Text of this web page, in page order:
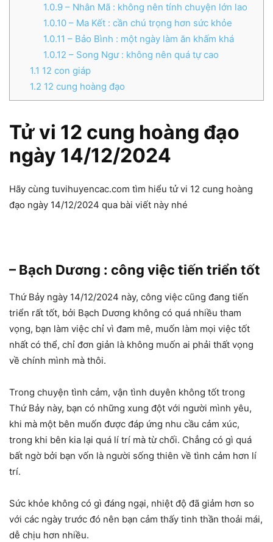
1.0.9 – Nhân Mã : không nên tính chuyện lớn lao
1.0.10 – Ma Kết : cần chú trọng hơn sức khỏe
1.0.11 – Bảo Bình : một ngày làm ăn khấm khá
1.0.12 – Song Ngư : không nên quá tự cao
1.1 12 con giáp
1.2 12 cung hoàng đạo
Tử vi 12 cung hoàng đạo
ngày 14/12/2024
Hãy cùng tuvihuyencac.com tìm hiểu tử vi 12 cung hoàng
đạo ngày 14/12/2024 qua bài viết này nhé
– Bạch Dương : công việc tiến triển tốt
Thứ Bảy ngày 14/12/2024 này, công việc cũng đang tiến
triển rất tốt, bởi Bạch Dương không có quá nhiều tham
vọng, bạn làm việc chỉ vì đam mê, muốn làm mọi việc tốt
nhất có thể, chỉ đơn giản là không muốn ai phải thất vọng
về chính mình mà thôi.
Trong chuyện tình cảm, vận tình duyên không tốt trong
Thứ Bảy này, bạn có những xung đột với người mình yêu,
khi mà một bên muốn được đáp ứng nhu cầu cảm xúc,
trong khi bên kia lại quá lí trí mà từ chối. Chẳng có gì quá
bất ngờ bởi bạn vốn là người sống thiên về tình cảm hơn lí
trí.
Sức khỏe không có gì đáng ngại, nhiệt độ đã giảm hơn so
với các ngày trước đó nên bạn cảm thấy tinh thần thoải mái,
dễ chịu hơn nhiều.